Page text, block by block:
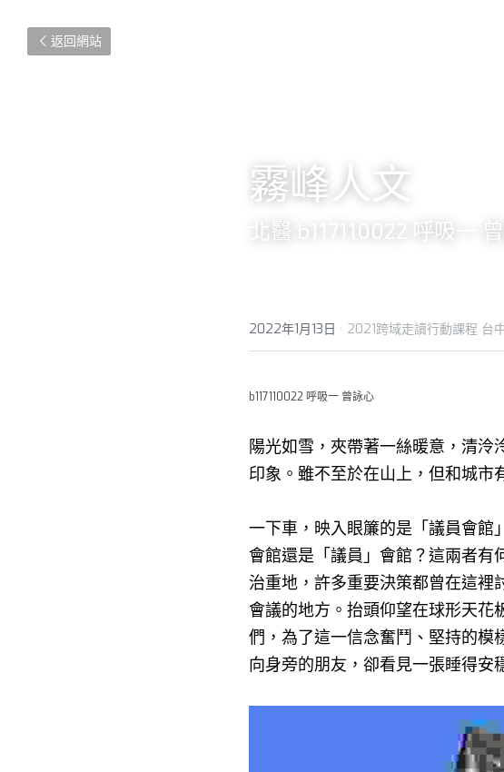
返回網站
霧峰人文
北醫 b117110022 呼吸一 曾
2022年1月13日 · 2021跨域走讀行動課程 台
b117110022 呼吸一 曾詠心
陽光如雪，夾帶著一絲暖意，清
印象。雖不至於在山上，但和城市
一下車，映入眼簾的是「議員會館
會館還是「議員」會館？這兩者有
治重地，許多重要決策都曾在這
會議的地方。抬頭仰望在球形天花
們，為了這一信念奮鬥、堅持的模
向身旁的朋友，卻看見一張睡得安